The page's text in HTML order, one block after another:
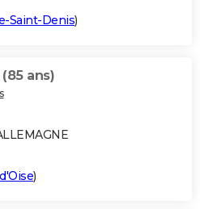
Saint-Denis)
(85 ans)
)